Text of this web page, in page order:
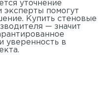
уточнение
эксперты помогут
Купить стеновые
— значит
уверенность в